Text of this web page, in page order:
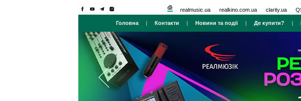
realmusic.ua realkino.com.ua clarity.ua
Головна | Контакти | Новини та події| Де купити? |